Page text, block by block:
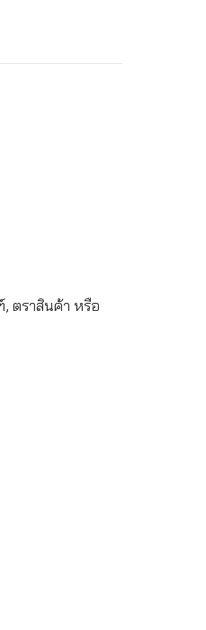
ตราสินค้า หรือ